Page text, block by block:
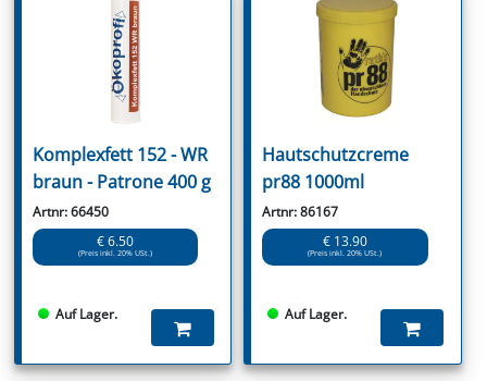
Komplexfett 152 - WR
braun - Patrone 400 g
Artnr: 66450
€ 6.50
(Preis inkl. 20% USt.)
Auf Lager.
Hautschutzcreme
pr88 1000ml
Artnr: 86167
€ 13.90
(Preis inkl. 20% USt.)
Auf Lager.